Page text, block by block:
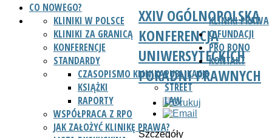
CO NOWEGO?
KLINIKI PRAWA
KLINIKI W POLSCE
KLINIKI ZA GRANICĄ
KONFERENCJE
STANDARDY
PUBLIKACJE
CZASOPISMO KLINIKA
KSIĄŻKI
RAPORTY
STREET
LAW
WSPÓŁPRACA Z RPO
JAK ZAŁOŻYĆ KLINIKĘ PRAWA?
O FUNDACJI
PRO BONO
KONTAKT
XXIV OGÓLNOPOLSKA
KONFERENCJA
UNIWERSYTECKICH
PORADNI PRAWNYCH
Szczegóły